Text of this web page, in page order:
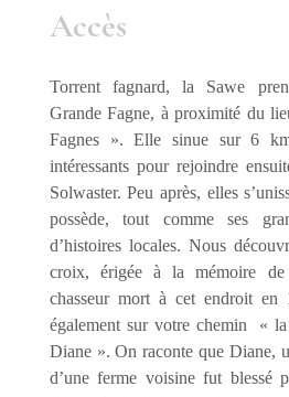
Accès
Torrent fagnard, la Sawe
Grande Fagne, à proximité du
Fagnes ». Elle sinue sur 6
intéressants pour rejoindre
Solwaster. Peu après, elles
possède, tout comme ses
d’histoires locales. Nous
croix, érigée à la mémoire
chasseur mort à cet endroit en
également sur votre chemin «
Diane ». On raconte que Diane,
d’une ferme voisine fut blessé